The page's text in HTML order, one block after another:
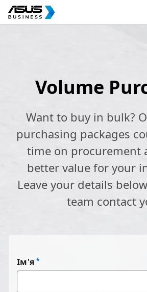
Volume
Want to buy in bulk?
purchasing packages
time on procurement
better value for your
Leave your details
team contact
Ім'я